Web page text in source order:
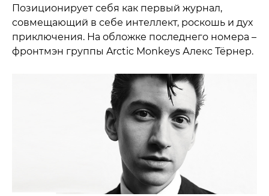
Позиционирует себя как первый журнал,
совмещающий в себе интеллект, роскошь и дух
приключения. На обложке последнего номера –
фронтмэн группы Arctic Monkeys Алекс Тёрнер.